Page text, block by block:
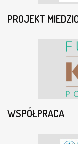
PROJEKT
WSPÓŁPRACA